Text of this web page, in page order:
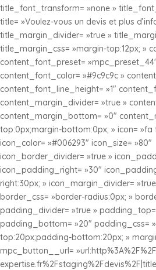
title_font_transform= »none »
title= »Voulez-vous un devis et plus
title_margin_divider= »true »
title_margin_css= »margin-top:12px; »
content_font_preset=
content_font_color= »#9c9c9c »
content_font_line_height= »1″
content_margin_divider= »true »
content_margin_bottom= »0″
top:0px;margin-bottom:0px; » icon= »fa
icon_color= »#006293″ icon_size= »80″
icon_border_divider= »true »
icon_padding_right= »30″
right:30px; » icon_margin_divider=
border_css= »border-radius:0px; »
padding_divider= »true » padding_top=
padding_bottom= »20″ padding_css=
top:20px;padding-bottom:20px; »
mpc_button__url=